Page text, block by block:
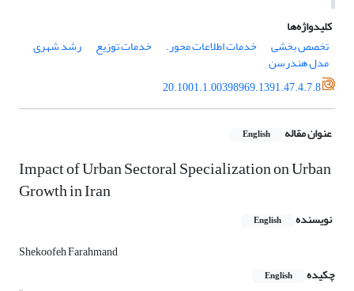
کلیدواژه‌ها
تخصص بخشی
خدمات اطلاعات محور. خدمات توزیع رشد شهری
مدل هندرسن
20.1001.1.00398969.1391.47.4.7.8
عنوان مقاله English
Impact of Urban Sectoral Specialization on Urban
Growth in Iran
نویسنده English
Shekoofeh Farahmand
چکیده
English